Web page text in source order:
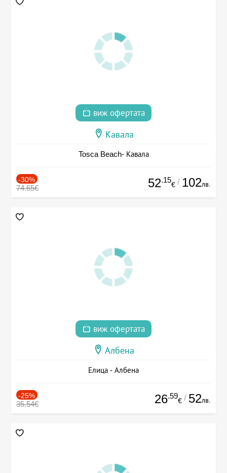
виж офертата
Кавала
Tosca Beach- Кавала
-30%
74.65€ 52.15
€ / 102лв.
виж офертата
Албена
Елица - Албена
-25%
35.54€ 26.59
€ / 52лв.